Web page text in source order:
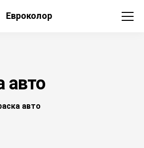
Евроколор
авто
авто